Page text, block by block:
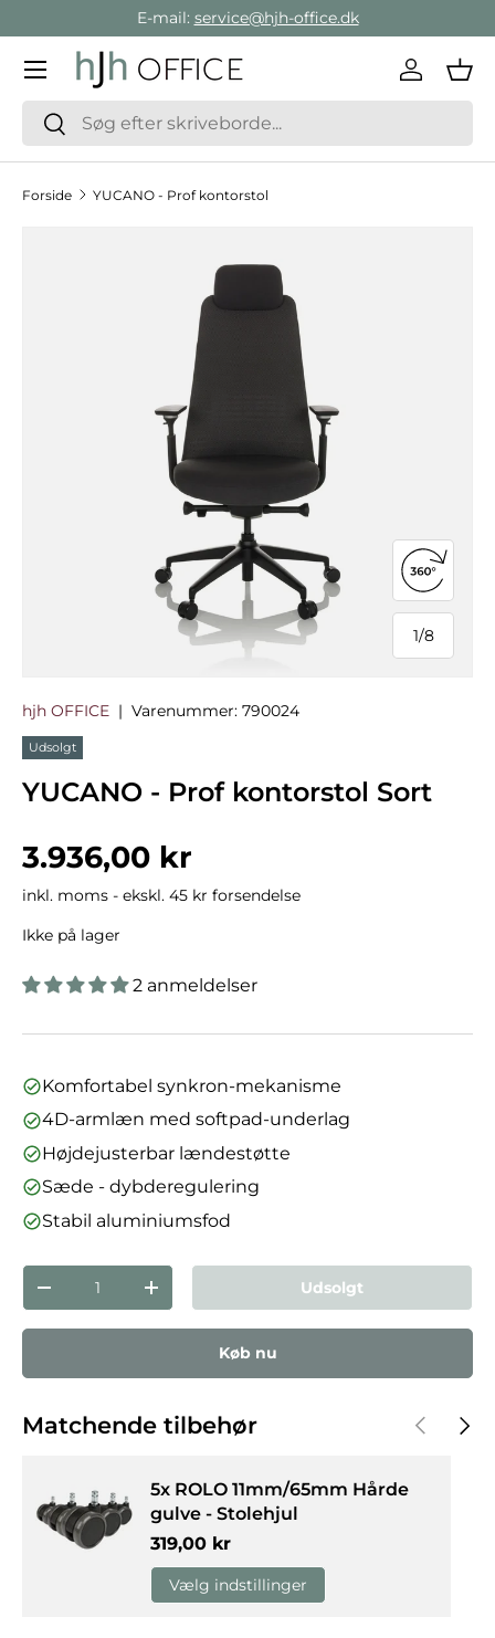
Gå direkte til indholdet
E-mail: service@hjh-office.dk
SøgSøg
Log ind
Menu
Forside YUCANO - Prof kontorstol
Hop til produktinformation
1/
af
8
Åbn
hjh OFFICE | Varenummer: 790024
Udsolgt
YUCANO - Prof kontorstol Sort
Normalpris
3.936,00 kr
inkl. moms - ekskl. 45 kr forsendelse
Ikke på lager
2 anmeldelser
Komfortabel synkron-mekanisme
4D-armlæn med softpad-underlag
Højdejusterbar lændestøtte
Sæde - dybderegulering
Stabil aluminiumsfod
Antal
Reducer mængdenForøg mængden Udsolgt
Køb nu
Matchende tilbehør Forrige
5x ROLO 11mm/65mm Hårde
gulve - Stolehjul
Normalpris
319,00 kr
Vælg indstillinger